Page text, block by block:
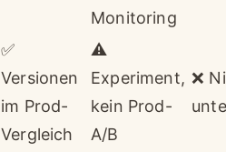
Monitoring
✅
Versionen
im Prod-
Vergleich
⚠️
Experiment,
kein Prod-
A/B
❌